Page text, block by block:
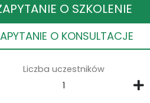
O SZKOLENIE
O KONSULTACJE
Liczba uczestników